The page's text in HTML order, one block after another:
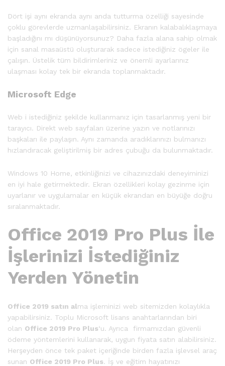
Dört işi aynı ekranda aynı anda tutturma özelliği sayesinde
çoklu görevlerde uzmanlaşabilirsiniz. Ekranın kalabalıklaşmaya
başladığını mı düşünüyorsunuz? Daha fazla alana sahip olmak
için sanal masaüstü oluşturarak sadece istediğiniz ögeler ile
çalışın. Üstelik tüm bildirimleriniz ve önemli ayarlarınız
ulaşması kolay tek bir ekranda toplanmaktadır.
Microsoft Edge
Web i istediğiniz şekilde kullanmanız için tasarlanmış yeni bir
tarayıcı. Direkt web sayfaları üzerine yazın ve notlarınızı
başkaları ile paylaşın. Aynı zamanda aradıklarınızı bulmanızı
hızlandıracak geliştirilmiş bir adres çubuğu da bulunmaktadır.
Windows 10 Home, etkinliğinizi ve cihazınızdaki deneyiminizi
en iyi hale getirmektedir. Ekran özellikleri kolay gezinme için
uyarlanır ve uygulamalar en küçük ekrandan en büyüğe doğru
sıralanmaktadır.
Office 2019 Pro Plus İle
İşlerinizi İstediğiniz
Yerden Yönetin
Office 2019 satın alma işleminizi web sitemizden kolaylıkla
yapabilirsiniz. Toplu Microsoft lisans anahtarlarından biri
olan Office 2019 Pro Plus‘u. Ayrıca firmamızdan güvenli
ödeme yöntemlerini kullanarak, uygun fiyata satın alabilirsiniz.
Herşeyden önce tek paket içeriğinde birden fazla işlevsel araç
sunan Office 2019 Pro Plus. İş ve eğitim hayatınızı